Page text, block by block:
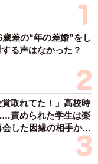
円と思うて！！一切
いて！！急に衝撃
言ってる手前もう
、なんとか恥をし
と店員に伝えた月
」と自虐。奥さん
囲気に打ち勝ち、
歳差の“年の差婚”をし
る声はなかった？
賞取れてた！」高校時
責められた学生は楽
した因縁の相手から